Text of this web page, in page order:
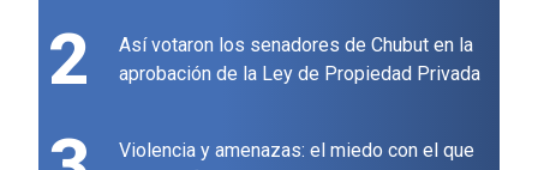
2
Así votaron los senadores de Chubut en la
aprobación de la Ley de Propiedad Privada
Violencia y amenazas: el miedo con el que